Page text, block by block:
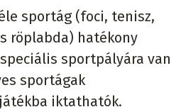
sportág (foci, tenisz,
röplabda) hatékony
sportpályára van
sportágak
iktathatók.